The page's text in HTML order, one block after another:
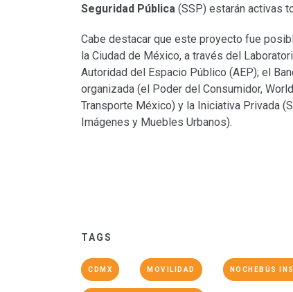
Seguridad Pública (SSP) estarán activas
Cabe destacar que este proyecto fue
la Ciudad de México, a través del
Autoridad del Espacio Público (AEP); el
organizada (el Poder del Consumidor,
Transporte México) y la Iniciativa Privada
Imágenes y Muebles Urbanos).
TAGS
CDMX MOVILIDAD NOCHEBÚS